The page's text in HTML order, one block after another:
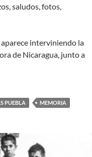
saludos, fotos,
aparece interviniendo la
de Nicaragua, junto a
PUEBLA MEMORIA